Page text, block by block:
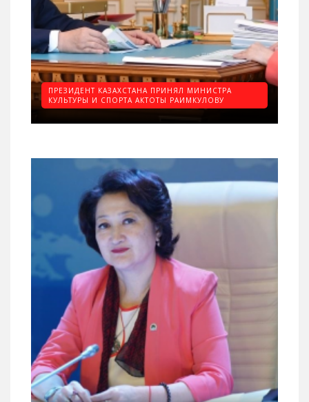
ПРЕЗИДЕНТ КАЗАХСТАНА ПРИНЯЛ МИНИСТРА
КУЛЬТУРЫ И СПОРТА АКТОТЫ РАИМКУЛОВУ